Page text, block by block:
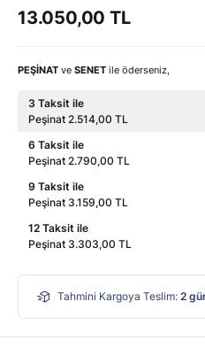
13.050,00 TL
PEŞİNAT ve SENET ile öderseniz,
3 Taksit ile
Peşinat 2.514,00 TL
6 Taksit ile
Peşinat 2.790,00 TL
9 Taksit ile
Peşinat 3.159,00 TL
12 Taksit ile
Peşinat 3.303,00 TL
Tahmini Kargoya Teslim: 2